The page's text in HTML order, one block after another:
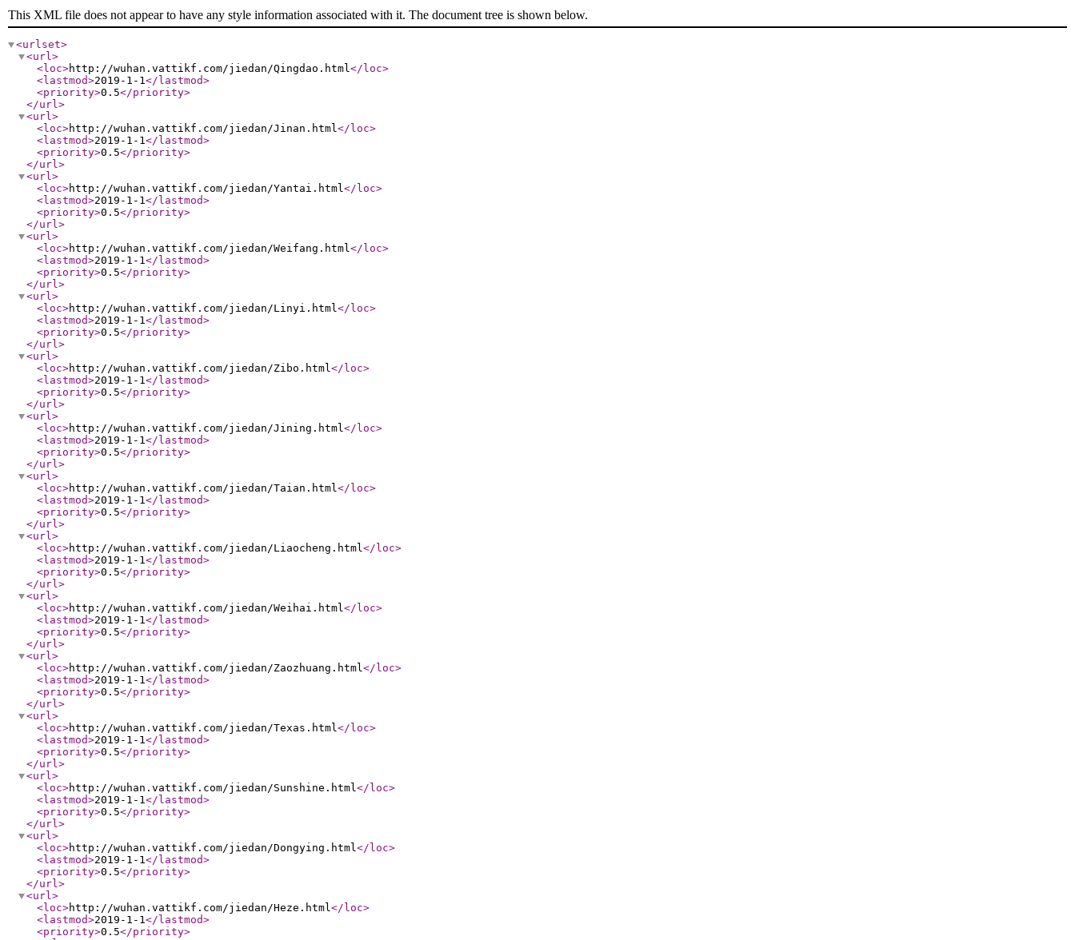
This XML file does not appear to have any style information associated with it. The document tree is shown below.
<urlset>
<url>
<loc>http://wuhan.vattikf.com/jiedan/Qingdao.html</loc>
<lastmod>2019-1-1</lastmod>
<priority>0.5</priority>
</url>
<url>
<loc>http://wuhan.vattikf.com/jiedan/Jinan.html</loc>
<lastmod>2019-1-1</lastmod>
<priority>0.5</priority>
</url>
<url>
<loc>http://wuhan.vattikf.com/jiedan/Yantai.html</loc>
<lastmod>2019-1-1</lastmod>
<priority>0.5</priority>
</url>
<url>
<loc>http://wuhan.vattikf.com/jiedan/Weifang.html</loc>
<lastmod>2019-1-1</lastmod>
<priority>0.5</priority>
</url>
<url>
<loc>http://wuhan.vattikf.com/jiedan/Linyi.html</loc>
<lastmod>2019-1-1</lastmod>
<priority>0.5</priority>
</url>
<url>
<loc>http://wuhan.vattikf.com/jiedan/Zibo.html</loc>
<lastmod>2019-1-1</lastmod>
<priority>0.5</priority>
</url>
<url>
<loc>http://wuhan.vattikf.com/jiedan/Jining.html</loc>
<lastmod>2019-1-1</lastmod>
<priority>0.5</priority>
</url>
<url>
<loc>http://wuhan.vattikf.com/jiedan/Taian.html</loc>
<lastmod>2019-1-1</lastmod>
<priority>0.5</priority>
</url>
<url>
<loc>http://wuhan.vattikf.com/jiedan/Liaocheng.html</loc>
<lastmod>2019-1-1</lastmod>
<priority>0.5</priority>
</url>
<url>
<loc>http://wuhan.vattikf.com/jiedan/Weihai.html</loc>
<lastmod>2019-1-1</lastmod>
<priority>0.5</priority>
</url>
<url>
<loc>http://wuhan.vattikf.com/jiedan/Zaozhuang.html</loc>
<lastmod>2019-1-1</lastmod>
<priority>0.5</priority>
</url>
<url>
<loc>http://wuhan.vattikf.com/jiedan/Texas.html</loc>
<lastmod>2019-1-1</lastmod>
<priority>0.5</priority>
</url>
<url>
<loc>http://wuhan.vattikf.com/jiedan/Sunshine.html</loc>
<lastmod>2019-1-1</lastmod>
<priority>0.5</priority>
</url>
<url>
<loc>http://wuhan.vattikf.com/jiedan/Dongying.html</loc>
<lastmod>2019-1-1</lastmod>
<priority>0.5</priority>
</url>
<url>
<loc>http://wuhan.vattikf.com/jiedan/Heze.html</loc>
<lastmod>2019-1-1</lastmod>
<priority>0.5</priority>